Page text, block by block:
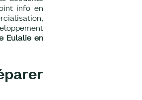
info en
Eulalie en